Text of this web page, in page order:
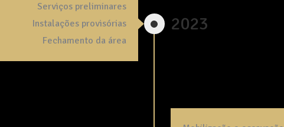
Serviços preliminares
Instalações provisórias
Fechamento da área
2023